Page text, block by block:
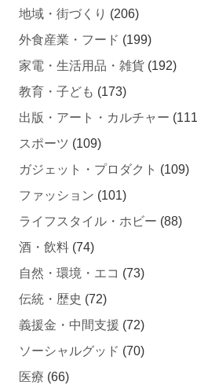
外食産業・フード(199)
家電・生活用品・雑貨(192)
教育・子ども(173)
出版・アート・カルチャー
スポーツ (109)
ガジェット・プロダクト
ファッション (101)
ライフスタイル・ホビー
酒・飲料 (74)
自然・環境・エコ
伝統・歴史 (72)
義援金・中間支援
ソーシャルグッド (70)
医療(66)
ペット・動物